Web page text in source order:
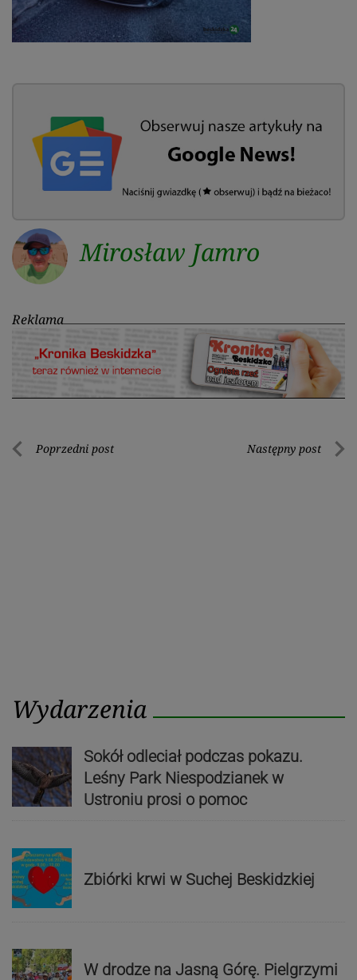
Mirosław Jamro
Reklama
Nawigacja
Poprzedni post Następny post
Wydarzenia
Sokół odleciał podczas pokazu.
Leśny Park Niespodzianek w
Ustroniu prosi o pomoc
Zbiórki krwi w Suchej Beskidzkiej
W drodze na Jasną Górę. Pielgrzymi